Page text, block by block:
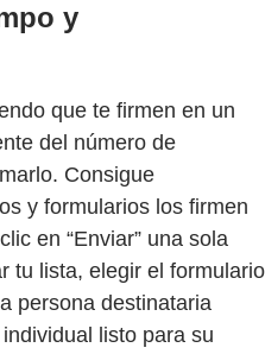
y
que te firmen en un
del número de
Consigue
y formularios los firmen
en “Enviar” una sola
tu lista, elegir el formulario
persona destinataria
listo para su